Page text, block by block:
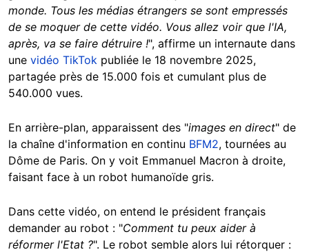
monde. Tous les médias étrangers se sont empressés
de se moquer de cette vidéo. Vous allez voir que l'IA,
après, va se faire détruire !", affirme un internaute dans
une vidéo TikTok publiée le 18 novembre 2025,
partagée près de 15.000 fois et cumulant plus de
540.000 vues.
En arrière-plan, apparaissent des "images en direct" de
la chaîne d'information en continu BFM2, tournées au
Dôme de Paris. On y voit Emmanuel Macron à droite,
faisant face à un robot humanoïde gris.
Dans cette vidéo, on entend le président français
demander au robot : "Comment tu peux aider à
réformer l'Etat ?". Le robot semble alors lui rétorquer :